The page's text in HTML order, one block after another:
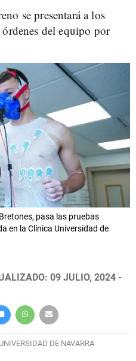
se presentará a los
del equipo por
pasa las pruebas
en la Clínica Universidad de
09 JULIO, 2024 -
DE NAVARRA